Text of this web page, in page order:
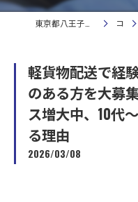
コラム
軽貨物配送で経
のある方を大募
ス増大中、10代
る理由
2026/03/08